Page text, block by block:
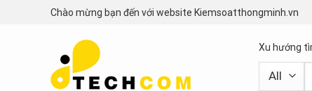
Chào mừng bạn đến với website Kiemsoatthongminh.vn
Xu hướng